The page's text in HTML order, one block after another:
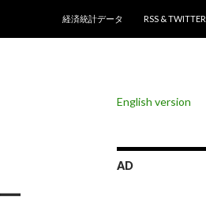
経済統計データ
RSS & TWITTER
English version
AD